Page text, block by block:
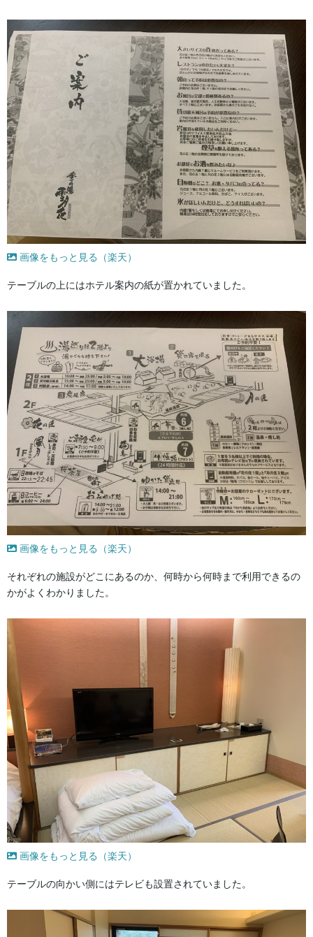
画像をもっと見る（楽天）
テーブルの上にはホテル案内の紙が置かれていました。
画像をもっと見る（楽天）
それぞれの施設がどこにあるのか、何時から何時まで利用できるの
かがよくわかりました。
画像をもっと見る（楽天）
テーブルの向かい側にはテレビも設置されていました。